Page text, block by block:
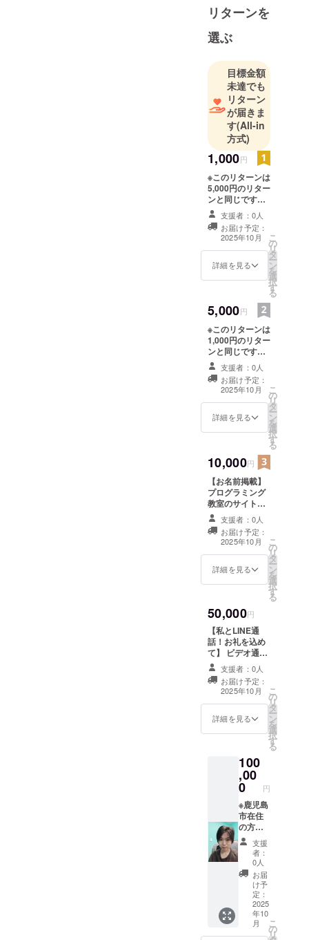
リターンを
選ぶ
目標金額
未達でも
リターン
が届きま
す(All-in
方式)
1,000円
※このリターンは
5,000円のリター
ンと同じです。
こちらはメール
でお礼をお伝え
します。 【お礼
のメッセージ】
感謝の気持ちを
込めて、お礼の
りさせていただ
きます。
支援者：0人
お届け予定：
2025年10月
詳細を見る
こ
の
リ
タ
ー
ン
を
選
択
す
る
5,000円
※このリターンは
1,000円のリター
ンと同じです。
こちらは手書き
の文面でお礼を
お伝えします。
【お礼のメッ
セージ】 感謝の
気持ちを込め
の文面でお送り
させていただき
ます。
支援者：0人
お届け予定：
2025年10月
詳細を見る
こ
の
リ
タ
ー
ン
を
選
択
す
る
10,000円
【お名前掲載】
プログラミング
教室のサイト
に、支援者様の
お名前（ニック
ネーム）を掲載
します。 ・掲載
期間：2025年10
月〜（サイト運
営中永続） ・掲
ナーの掲載は不
可 ・支援時、必
ず備考欄に希望
されるお名前を
ご記入くださ
い。 【お礼の
メッセージ】 感
謝の気持ちを込
めて、お礼の
メッセージをお
送りします。
支援者：0人
お届け予定：
2025年10月
詳細を見る
こ
の
リ
タ
ー
ン
を
選
択
す
る
50,000円
【私とLINE通
話！お礼を込め
て】 ビデオ通話
で直接お礼をさ
せていただきま
す。 ・実施概
要：10分×5回 ・
有効期限：2025
年12月末まで ・
調整を行いま
す。実施日近く
になりましたら
LINEのQRコー
ドをお送りしま
すのでお友達追
加をお願いいた
します。
支援者：0人
お届け予定：
2025年10月
詳細を見る
こ
の
リ
タ
ー
ン
を
選
択
す
る
100
,00
0 円
※鹿児島
市在住
の方限
定 【私
とLINE
通話！
お礼を
込めて
& お食
事】 お
食事し
なが
ら、お
支援
者：
0人
お届
け予
定：
2025
年10
月
こ
の
リ